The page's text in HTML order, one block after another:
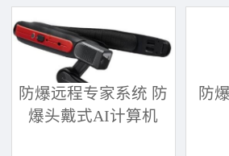
防爆远程专家系统 防
爆头戴式AI计算机
防